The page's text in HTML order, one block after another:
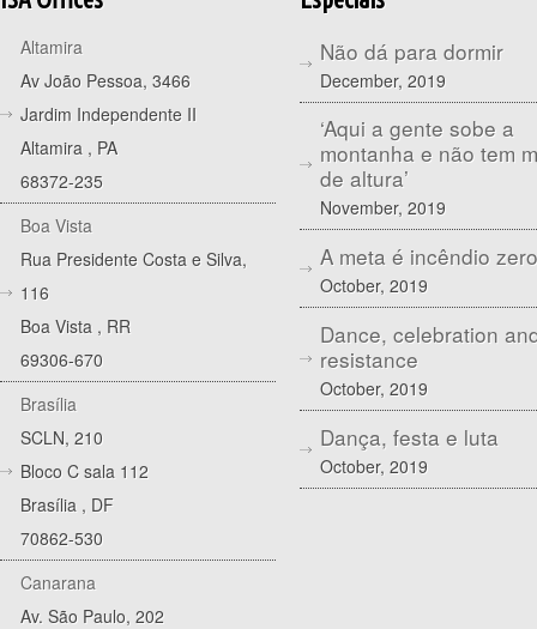
Altamira
Av João Pessoa, 3466
Jardim Independente II
Altamira , PA
68372-235
Boa Vista
Rua Presidente Costa e Silva,
116
Boa Vista , RR
69306-670
Brasília
SCLN, 210
Bloco C sala 112
Brasília , DF
70862-530
Canarana
Av. São Paulo, 202
Não dá para dormir
December, 2019
‘Aqui a gente sobe a
montanha e não tem
de altura’
November, 2019
A meta é incêndio zero
October, 2019
Dance, celebration
resistance
October, 2019
Dança, festa e luta
October, 2019